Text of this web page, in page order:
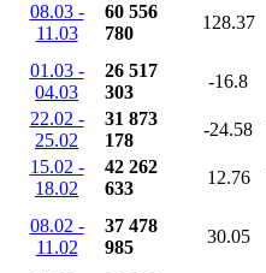
08.03 -
11.03
60 556
780
128.37
01.03 -
04.03
26 517
303
-16.8
22.02 -
25.02
31 873
178
-24.58
15.02 -
18.02
42 262
633
12.76
08.02 -
11.02
37 478
985
30.05